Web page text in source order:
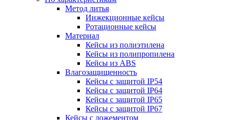
Метод литья
Инжекционные кейсы
Ротационные кейсы
Материал
Кейсы из полиэтилена
Кейсы из полипропилена
Кейсы из ABS
Влагозащищенность
Кейсы c защитой IP54
Кейсы c защитой IP64
Кейсы c защитой IP65
Кейсы c защитой IP67
Кейсы с ложементом